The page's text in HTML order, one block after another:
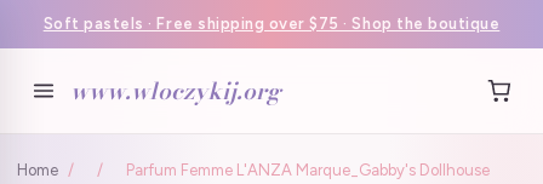
Soft pastels · Free shipping over $75 · Shop the boutique
www.wloczykij.org
Home / /
Parfum Femme L'ANZA Marque_Gabby's Dollhouse